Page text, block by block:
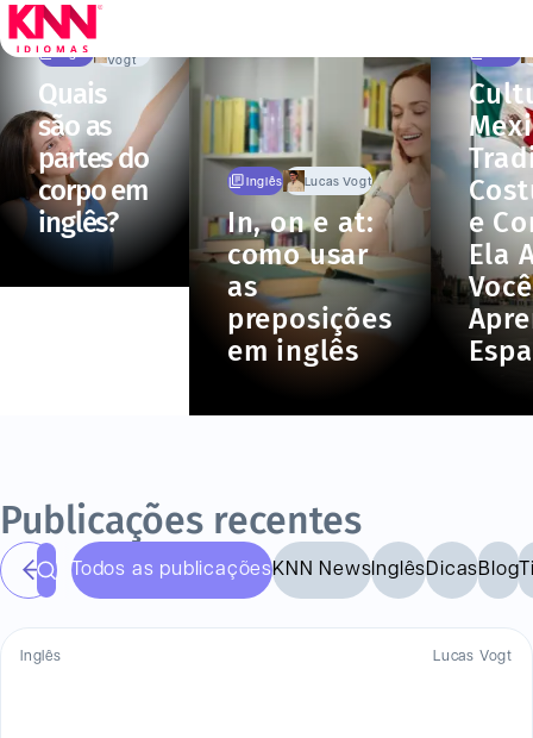
Inglês
Vogt
Quais
são as
partes do
corpo em
inglês?
Inglês Lucas Vogt
In, on e at:
como usar
as
preposições
em inglês
e
Ela
Publicações recentes
Todos as publicaçõesKNN NewsInglêsDicasBlog
Inglês Lucas Vogt